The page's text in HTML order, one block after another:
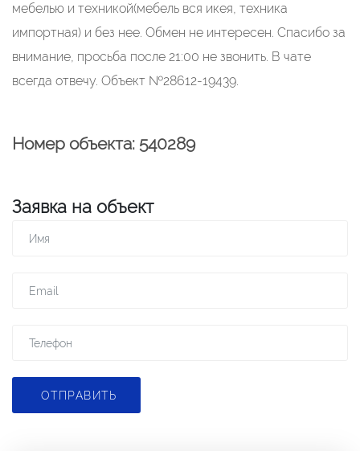
мебелью и техникой(мебель вся икея, техника
импортная) и без нее. Обмен не интересен. Спасибо за
внимание, просьба после 21:00 не звонить. В чате
всегда отвечу. Объект №28612-19439.
Номер объекта: 540289
Заявка на объект
ОТПРАВИТЬ